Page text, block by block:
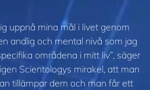
uppnå mina mål i livet genom
andlig och mental nivå som jag
områdena i mitt liv”, säger
Scientologys mirakel, att man
tillämpar dem och man får ett